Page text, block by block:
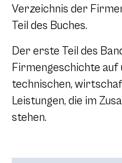
Verzeichnis der
Teil des Buches.
Der erste Teil des
Firmengeschichte auf
technischen,
Leistungen, die im
stehen.